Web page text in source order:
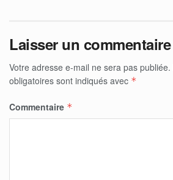
Laisser un commentaire
Votre adresse e-mail ne sera pas publiée.
obligatoires sont indiqués avec *
Commentaire *